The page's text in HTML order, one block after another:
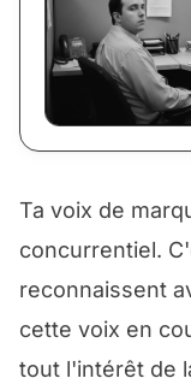
Ta voix de
concurrentiel.
reconnaissent
cette voix en
tout l'intérêt de